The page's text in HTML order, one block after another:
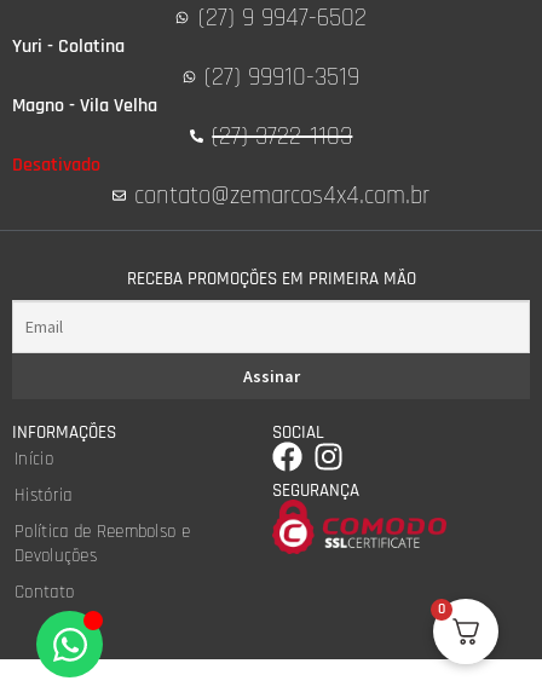
(27) 9 9947-6502
Yuri - Colatina
(27) 99910-3519
Magno - Vila Velha
(27) 3722-1103
Desativado
contato@zemarcos4x4.com.br
RECEBA PROMOÇÕES EM PRIMEIRA MÃO
INFORMAÇÕES
Início
História
Política de Reembolso e
Devoluções
Contato
SOCIAL
SEGURANÇA
0